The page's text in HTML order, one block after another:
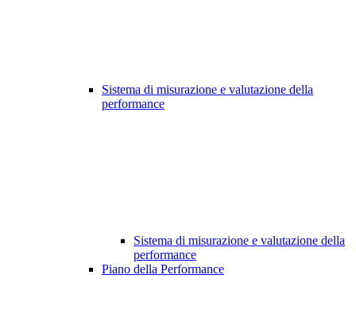
Sistema di misurazione e valutazione della
performance
Sistema di misurazione e valutazione della
performance
Piano della Performance